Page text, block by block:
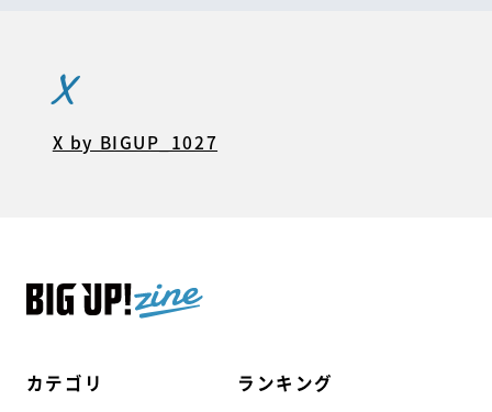
カテゴリ ランキング
X
X by BIGUP_1027